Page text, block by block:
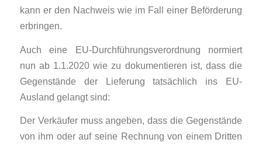
kann er den Nachweis wie im Fall einer Beförderung
erbringen.
Auch eine EU-Durchführungsverordnung normiert
nun ab 1.1.2020 wie zu dokumentieren ist, dass die
Gegenstände der Lieferung tatsächlich ins EU-
Ausland gelangt sind:
Der Verkäufer muss angeben, dass die Gegenstände
von ihm oder auf seine Rechnung von einem Dritten